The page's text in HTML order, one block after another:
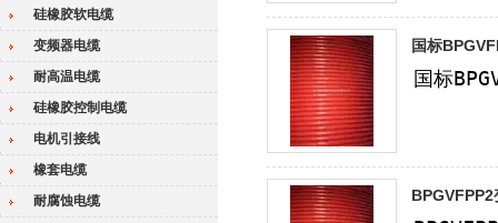
硅橡胶软电缆
变频器电缆
耐高温电缆
硅橡胶控制电缆
电机引接线
橡套电缆
耐腐蚀电缆
国标